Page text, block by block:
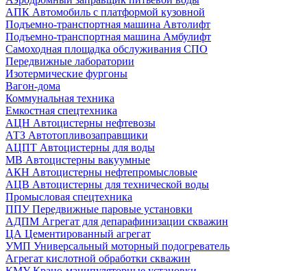
АПК Автомобиль с платформой кузовной
Подъемно-транспортная машина Автолифт
Подъемно-транспортная машина Амбулифт
Самоходная площадка обслуживания СПО
Передвижные лаборатории
Изотермические фургоны
Вагон-дома
Коммунальная техника
Емкостная спецтехника
АЦН Автоцистерны нефтевозы
АТЗ Автотопливозаправщики
АЦПТ Автоцистерны для воды
МВ Автоцистерны вакуумные
АКН Автоцистерны нефтепромысловые
АЦВ Автоцистерны для технической воды
Промысловая спецтехника
ППУ Передвижные паровые установки
АДПМ Агрегат для депарафинизации скважин
ЦА Цементированный агрегат
УМП Универсальный моторный подогреватель
Агрегат кислотной обработки скважин